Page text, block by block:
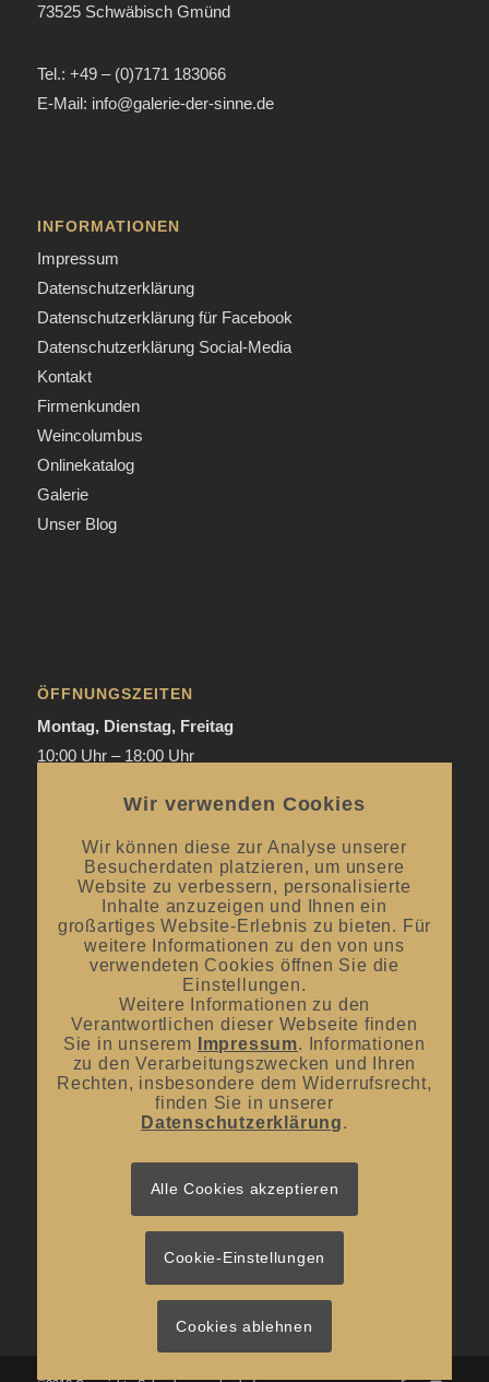
73525 Schwäbisch Gmünd
Tel.: +49 – (0)7171 183066
E-Mail: info@galerie-der-sinne.de
INFORMATIONEN
Impressum
Datenschutzerklärung
Datenschutzerklärung für Facebook
Datenschutzerklärung Social-Media
Kontakt
Firmenkunden
Weincolumbus
Onlinekatalog
Galerie
Unser Blog
ÖFFNUNGSZEITEN
Montag, Dienstag, Freitag
10:00 Uhr – 18:00 Uhr
Mai bis September:12:00 Uhr – 20:00 Uhr / ab 18.00 Uhr
offene Verkostungen
Oktober bis April:12.00 Uhr – 18.00 Uhr
Mittwoch und Samstag
von 10:00 Uhr – 14:00 Uhr
UNSER BLOG
#donnerstagsprickelts – Lust auf eine Geschmacksexplosion?
#donnerstagsprickelts – Start ins Frühjahr
20. April 2026 - 14:36
Wir verwenden Cookies
Wir können diese zur Analyse unserer
Besucherdaten platzieren, um unsere
Website zu verbessern, personalisierte
Inhalte anzuzeigen und Ihnen ein
großartiges Website-Erlebnis zu bieten. Für
weitere Informationen zu den von uns
verwendeten Cookies öffnen Sie die
Einstellungen.
Weitere Informationen zu den
Verantwortlichen dieser Webseite finden
Sie in unserem
Impressum. Informationen
zu den Verarbeitungszwecken und Ihren
Rechten, insbesondere dem Widerrufsrecht,
finden Sie in unserer
Datenschutzerklärung.
Alle Cookies akzeptieren
Cookie-Einstellungen
Cookies ablehnen